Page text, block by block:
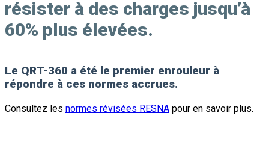
résister à des charges jusqu’à
60% plus élevées.
Le QRT-360 a été le premier enrouleur à
répondre à ces normes accrues.
Consultez les normes révisées RESNA pour en savoir plus.